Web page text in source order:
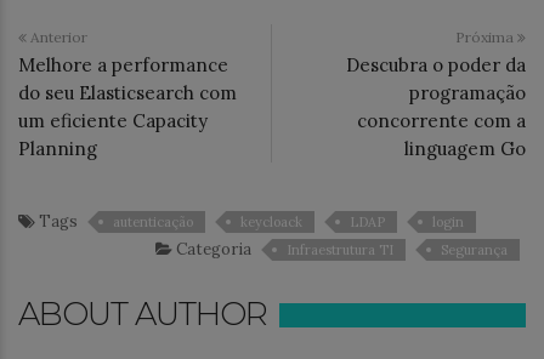
Anterior
Melhore a performance
do seu Elasticsearch com
um eficiente Capacity
Planning
Próxima
Descubra o poder da
programação
concorrente com a
linguagem Go
Tags autenticação keycloack LDAP login
Categoria Infraestrutura TI Segurança
ABOUT AUTHOR